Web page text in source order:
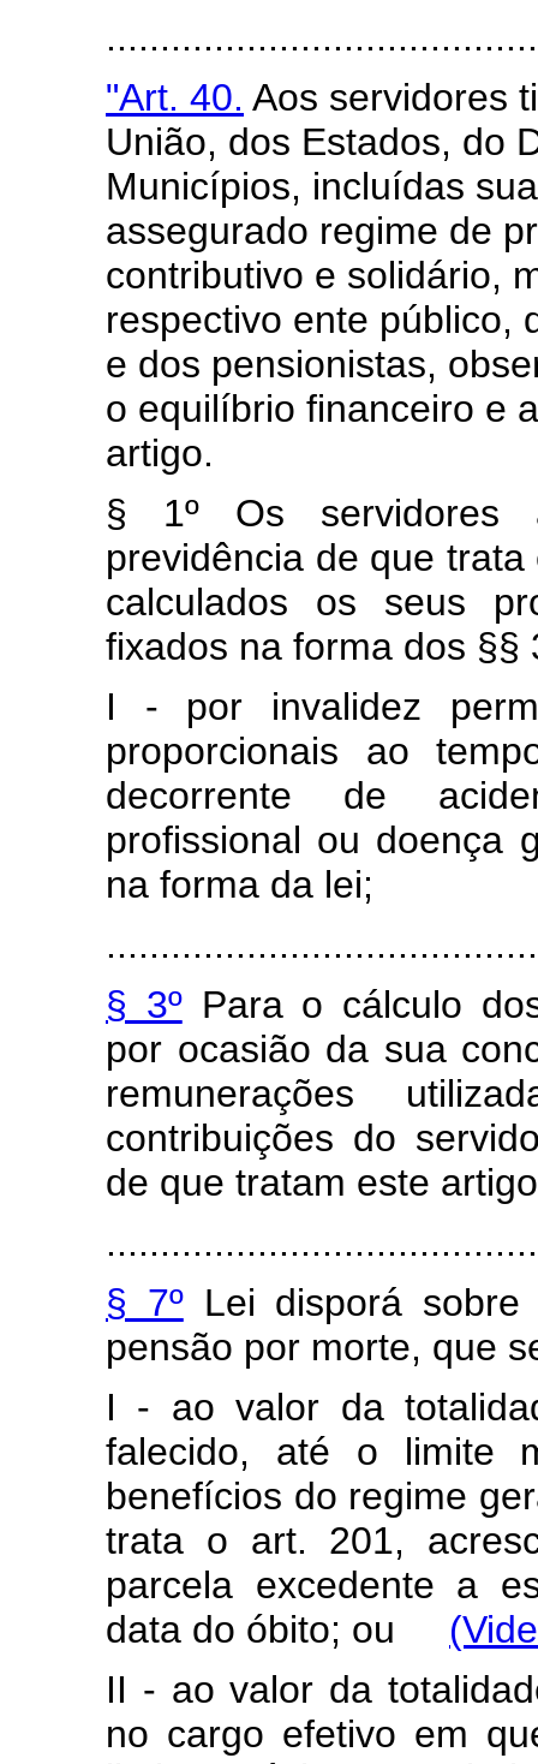
"Art. 40. Aos servidores
União, dos Estados, do
Municípios, incluídas
assegurado regime de
contributivo e solidário,
respectivo ente público,
e dos pensionistas,
o equilíbrio financeiro e
artigo.
§ 1º Os servidores
previdência de que
calculados os seus
fixados na forma dos §§
I - por invalidez
proporcionais ao
decorrente de
profissional ou doença
na forma da lei;
§ 3ºPara o cálculo
por ocasião da sua
remunerações
contribuições do
de que tratam este
§ 7ºLei disporá sobre
pensão por morte, que
I - ao valor da
falecido, até o limite
benefícios do regime
trata o art. 201,
parcela excedente a
data do óbito; ou
II - ao valor da
no cargo efetivo em